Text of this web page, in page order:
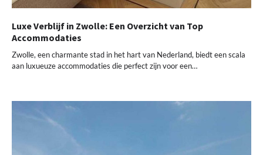
Luxe Verblijf in Zwolle: Een Overzicht van Top
Accommodaties
Zwolle, een charmante stad in het hart van Nederland, biedt een scala
aan luxueuze accommodaties die perfect zijn voor een…